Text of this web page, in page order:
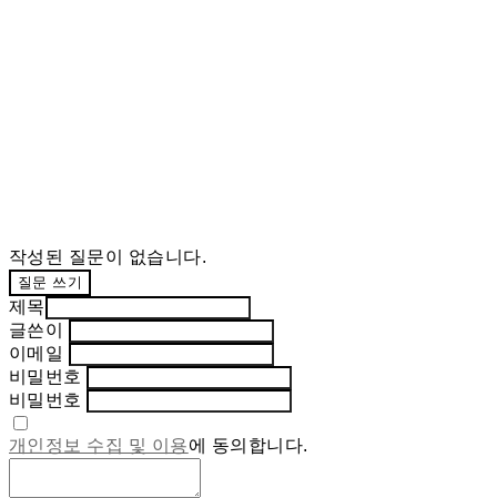
작성된 질문이 없습니다.
질문 쓰기
제목
글쓴이
이메일
비밀번호
비밀번호
개인정보 수집 및 이용에 동의합니다.